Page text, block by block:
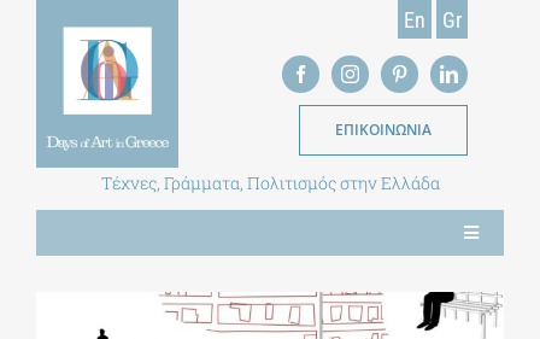
En Gr
ΕΠΙΚΟΙΝΩΝΙΑ
Τέχνες, Γράμματα, Πολιτισμός στην Ελλάδα
Toggle
Navigation